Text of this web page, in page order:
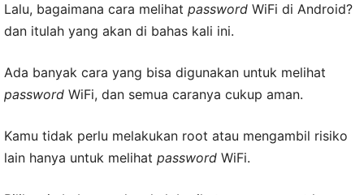
Lalu, bagaimana cara melihat password WiFi di Android?
dan itulah yang akan di bahas kali ini.
Ada banyak cara yang bisa digunakan untuk melihat
password WiFi, dan semua caranya cukup aman.
Kamu tidak perlu melakukan root atau mengambil risiko
lain hanya untuk melihat password WiFi.